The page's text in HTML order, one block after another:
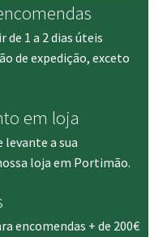
1 a 2 dias úteis
de expedição, exceto
em loja
levante a sua
loja em Portimão.
encomendas + de 200€